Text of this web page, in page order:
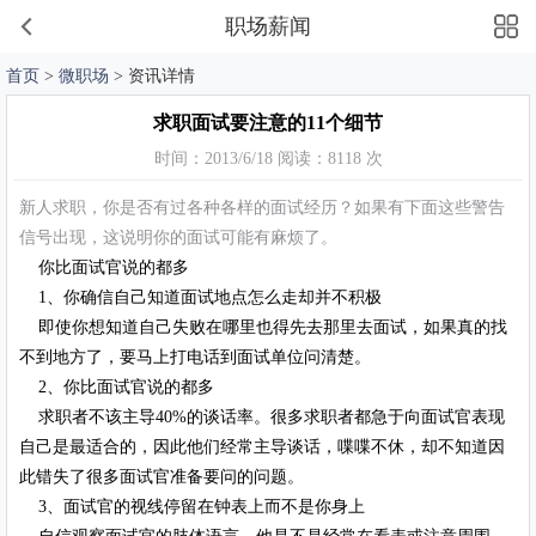
职场薪闻
首页 > 微职场 > 资讯详情
求职面试要注意的11个细节
时间：2013/6/18 阅读：8118 次
新人求职，你是否有过各种各样的面试经历？如果有下面这些警告
信号出现，这说明你的面试可能有麻烦了。
你比面试官说的都多
1、你确信自己知道面试地点怎么走却并不积极
即使你想知道自己失败在哪里也得先去那里去面试，如果真的找
不到地方了，要马上打电话到面试单位问清楚。
2、你比面试官说的都多
求职者不该主导40%的谈话率。很多求职者都急于向面试官表现
自己是最适合的，因此他们经常主导谈话，喋喋不休，却不知道因
此错失了很多面试官准备要问的问题。
3、面试官的视线停留在钟表上而不是你身上